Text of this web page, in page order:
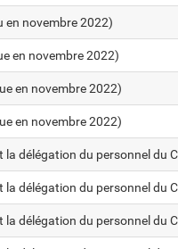
en novembre 2022)
en novembre 2022)
en novembre 2022)
en novembre 2022)
délégation du personnel du
délégation du personnel du
délégation du personnel du